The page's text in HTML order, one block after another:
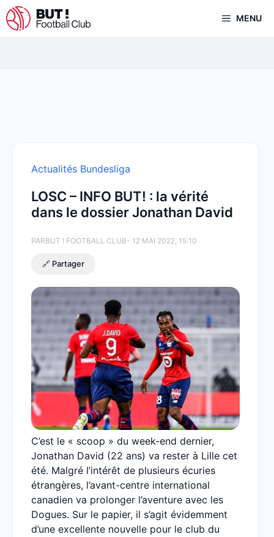
Aller
au
MENU
Actualités Bundesliga
LOSC – INFO BUT! : la vérité
dans le dossier Jonathan David
PARBUT ! FOOTBALL CLUB- 12 MAI 2022, 15:10
🔗 Partager
C’est le « scoop » du week-end dernier,
Jonathan David (22 ans) va rester à Lille cet
été. Malgré l’intérêt de plusieurs écuries
étrangères, l’avant-centre international
canadien va prolonger l’aventure avec les
Dogues. Sur le papier, il s’agit évidemment
d’une excellente nouvelle pour le club du